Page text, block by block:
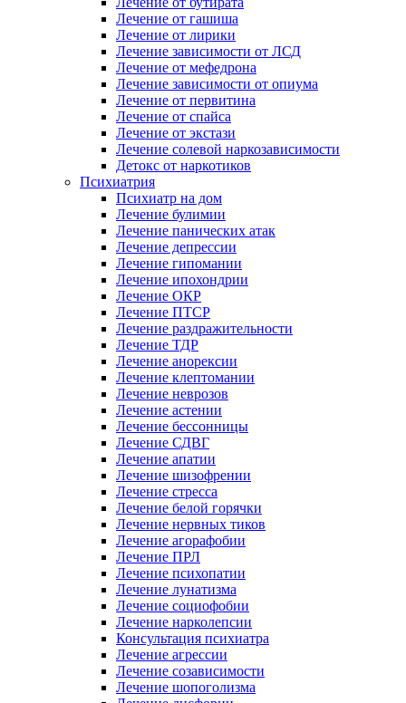
Лечение от гашиша
Лечение от лирики
Лечение зависимости от ЛСД
Лечение от мефедрона
Лечение зависимости от опиума
Лечение от первитина
Лечение от спайса
Лечение от экстази
Лечение солевой наркозависимости
Детокс от наркотиков
Психиатрия
Психиатр на дом
Лечение булимии
Лечение панических атак
Лечение депрессии
Лечение гипомании
Лечение ипохондрии
Лечение ОКР
Лечение ПТСР
Лечение раздражительности
Лечение ТДР
Лечение анорексии
Лечение клептомании
Лечение неврозов
Лечение астении
Лечение бессонницы
Лечение СДВГ
Лечение апатии
Лечение шизофрении
Лечение стресса
Лечение белой горячки
Лечение нервных тиков
Лечение агорафобии
Лечение ПРЛ
Лечение психопатии
Лечение лунатизма
Лечение социофобии
Лечение нарколепсии
Консультация психиатра
Лечение агрессии
Лечение созависимости
Лечение шопоголизма